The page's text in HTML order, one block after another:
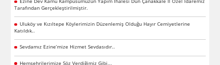
Tarafından Gerçekleştirilmiştir.
Uluköy ve Kızıltepe Köylerimizin Düzenlemiş Olduğu Hayır Cemiyetlerine
Katıldık..
Sevdamız Ezine’mize Hizmet Sevdasıdır..
Hemşehrilerimize Söz Verdiğimiz Gibi...